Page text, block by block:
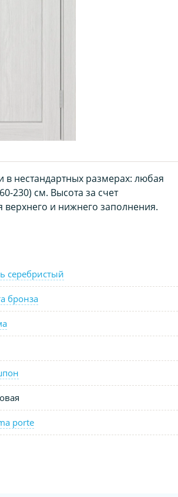
в нестандартных размерах: любая
230) см. Высота за счет
и нижнего заполнения.
серебристый
бронза
porte